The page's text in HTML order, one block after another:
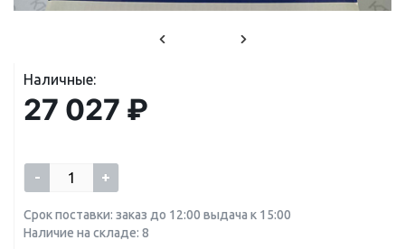
Наличные:
27 027 ₽
- +
Срок поставки: заказ до 12:00 выдача к 15:00
Наличие на складе: 8